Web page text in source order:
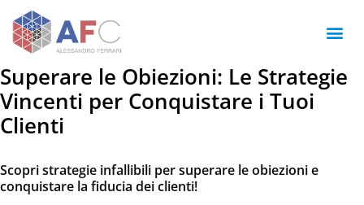
Superare le Obiezioni: Le Strategie
Vincenti per Conquistare i Tuoi
Clienti
Scopri strategie infallibili per superare le obiezioni e
conquistare la fiducia dei clienti!